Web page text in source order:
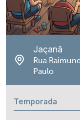
Jaçanã
Rua
Paulo
Temporada